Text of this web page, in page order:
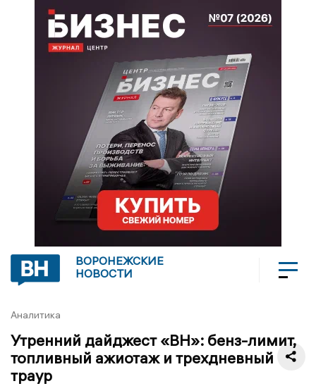
ВОРОНЕЖСКИЕ
НОВОСТИ
Аналитика
Утренний дайджест «ВН»: бенз-лимит,
топливный ажиотаж и трехдневный
траур